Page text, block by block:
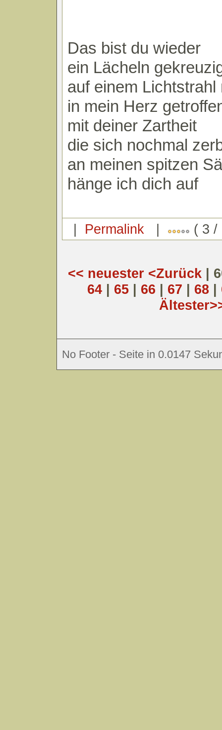
Das bist du wieder
ein Lächeln
auf einem Lichtstrahl
in mein Herz
mit deiner Zartheit
die sich nochmal
an meinen spitzen
hänge ich dich auf
| Permalink | ( 3 /
<< neuester <Zurück
|
64
65 66 67 68
No Footer - Seite in 0.0147